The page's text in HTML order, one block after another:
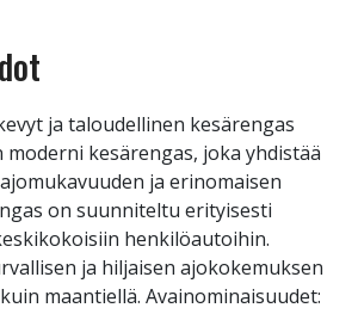
ja taloudellinen kesärengas
moderni kesärengas, joka yhdistää
ja erinomaisen
on suunniteltu erityisesti
henkilöautoihin.
ja hiljaisen ajokokemuksen
maantiellä. Avainominaisuudet: